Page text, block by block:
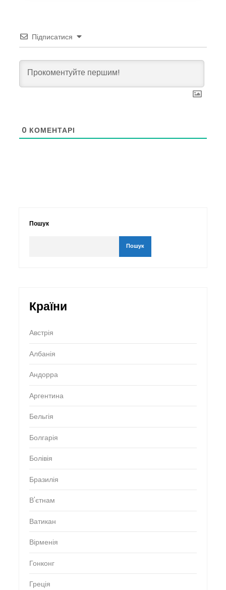
Підписатися
0 КОМЕНТАРІ
Пошук
Пошук
Країни
Австрія
Албанія
Андорра
Аргентина
Бельгія
Болгарія
Болівія
Бразилія
В'єтнам
Ватикан
Вірменія
Гонконг
Греція